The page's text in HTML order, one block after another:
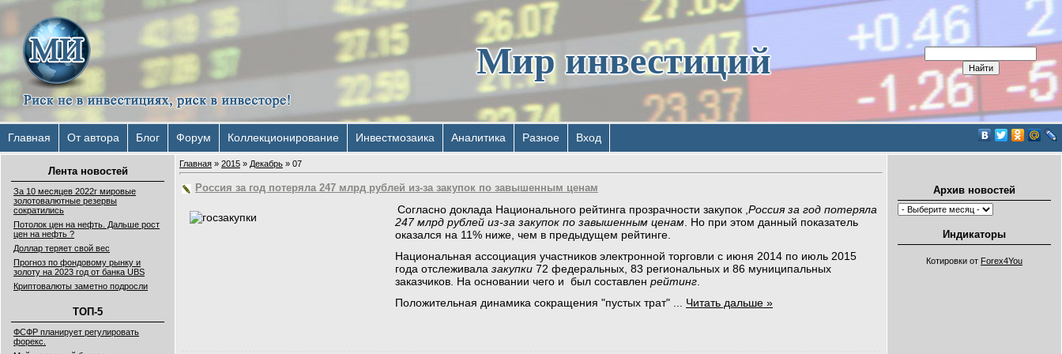
Мир инвестиций
Главная От автора Блог Форум Коллекционирование Инвестмозаика Аналитика Разное Вход
Лента новостей
За 10 месяцев 2022г мировые
золотовалютные резервы
сократились
Потолок цен на нефть. Дальше рост
цен на нефть ?
Доллар теряет свой вес
Прогноз по фондовому рынку и
золоту на 2023 год от банка UBS
Криптовалюты заметно подросли
ТОП-5
ФСФР планирует регулировать
форекс.
Главная » 2015 » Декабрь » 07
Россия за год потеряла 247 млрд рублей из-за закупок по завышенным ценам
Согласно доклада Национального рейтинга прозрачности закупок ,Россия за год потеряла
247 млрд рублей из-за закупок по завышенным ценам. Но при этом данный показатель
оказался на 11% ниже, чем в предыдущем рейтинге.
Национальная ассоциация участников электронной торговли с июня 2014 по июль 2015
года отслеживала закупки 72 федеральных, 83 региональных и 86 муниципальных
заказчиков. На основании чего и был составлен рейтинг
Положительная динамика сокращения "пустых трат"
Читать дальше »
Архив новостей
Индикаторы
Котировки от Forex4You